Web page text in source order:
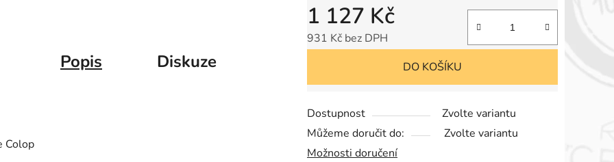
1 127 Kč
931 Kč bez DPH
DO KOŠÍKU
Dostupnost
Zvolte variantu
Můžeme doručit do:
Zvolte variantu
Možnosti doručení
Popis Diskuze
Colop